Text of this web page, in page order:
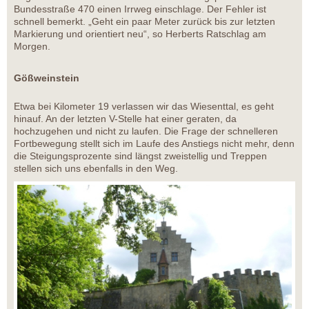
Bundesstraße 470 einen Irrweg einschlage. Der Fehler ist
schnell bemerkt. „Geht ein paar Meter zurück bis zur letzten
Markierung und orientiert neu“, so Herberts Ratschlag am
Morgen.
Gößweinstein
Etwa bei Kilometer 19 verlassen wir das Wiesenttal, es geht
hinauf. An der letzten V-Stelle hat einer geraten, da
hochzugehen und nicht zu laufen. Die Frage der schnelleren
Fortbewegung stellt sich im Laufe des Anstiegs nicht mehr, denn
die Steigungsprozente sind längst zweistellig und Treppen
stellen sich uns ebenfalls in den Weg.